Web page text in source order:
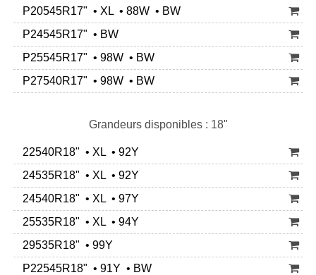
P20545R17" • XL • 88W • BW
P24545R17" • BW
P25545R17" • 98W • BW
P27540R17" • 98W • BW
Grandeurs disponibles : 18"
22540R18" • XL • 92Y
24535R18" • XL • 92Y
24540R18" • XL • 97Y
25535R18" • XL • 94Y
29535R18" • 99Y
P22545R18" • 91Y • BW